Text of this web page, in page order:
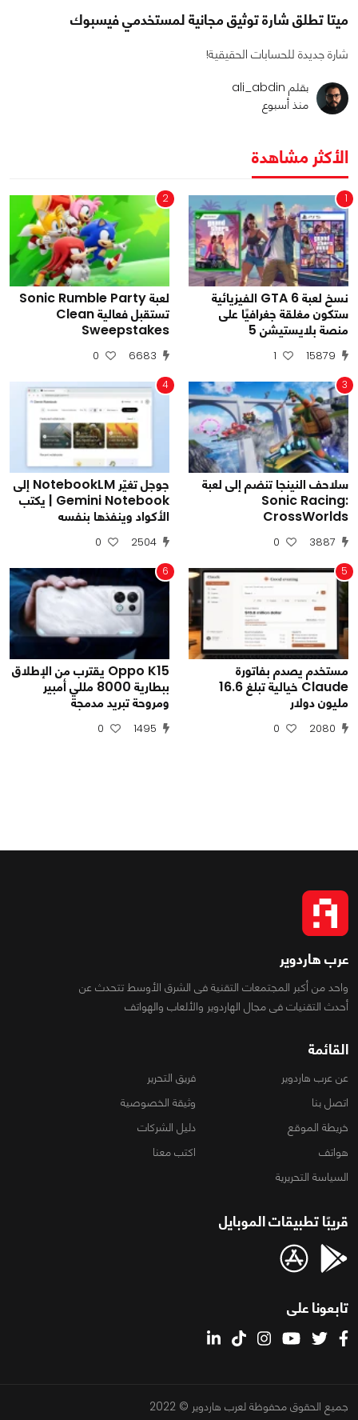
ميتا تطلق شارة توثيق مجانية لمستخدمي فيسبوك
شارة جديدة للحسابات الحقيقية!
بقلم ali_abdin
منذ أسبوع
الأكثر مشاهدة
1
نسخ لعبة GTA 6 الفيزيائية
ستكون مغلقة جغرافيًا على
منصة بلايستيشن 5
15879
1
2
لعبة Sonic Rumble Party
تستقبل فعالية Clean
Sweepstakes
6683
0
3
سلاحف النينجا تنضم إلى لعبة
Sonic Racing:
CrossWorlds
3887
0
4
جوجل تغيّر NotebookLM إلى
Gemini Notebook | يكتب
الأكواد وينفذها بنفسه
2504
0
5
مستخدم يصدم بفاتورة
Claude خيالية تبلغ 16.6
مليون دولار
2080
0
6
Oppo K15 يقترب من الإطلاق
ببطارية 8000 مللي أمبير
ومروحة تبريد مدمجة
1495
0
عرب هاردوير
واحد من أكبر المجتمعات التقنية فى الشرق الأوسط تتحدث عن
أحدث التقنيات فى مجال الهاردوير والألعاب والهواتف
القائمة
عن عرب هاردوير
فريق التحرير
اتصل بنا
وثيقة الخصوصية
خريطة الموقع
دليل الشركات
هواتف
اكتب معنا
السياسة التحريرية
قريبًا تطبيقات الموبايل
تابعونا على
جميع الحقوق محفوظة لعرب هاردوير © 2022